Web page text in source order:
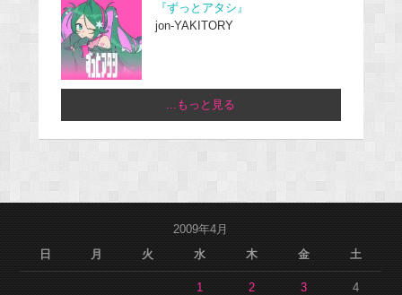
『ずっとアタシ』
jon-YAKITORY
...もっと見る
2009年4月
日
月 火 水 木 金 土
1 2 3 4